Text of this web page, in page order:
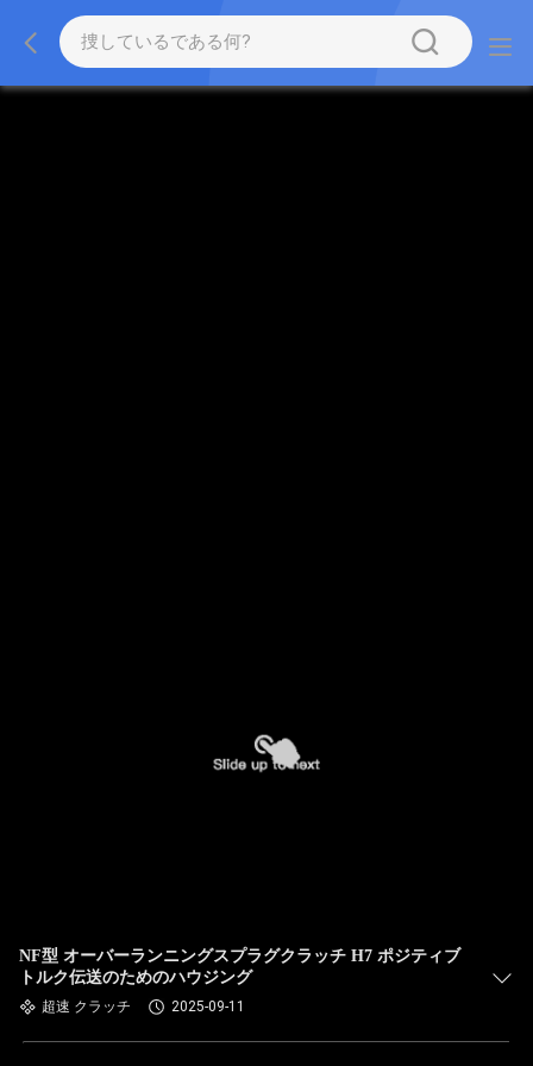
NF型 オーバーランニングスプラグクラッチ H7 ポジティブ
トルク伝送のためのハウジング
超速 クラッチ 2025-09-11